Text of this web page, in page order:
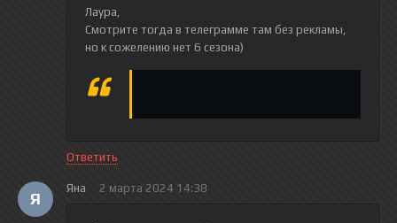
Лаура,
Смотрите тогда в телеграмме там без рекламы,
но к сожелению нет 6 сезона)
Ответить
Я
Яна 2 марта 2024 14:38